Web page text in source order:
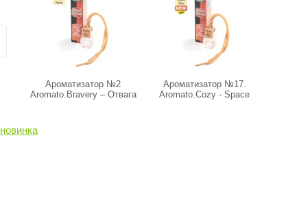
Ароматизатор №2
Aromato.Bravery – Отвага
Ароматизатор №17.
Aromato.Cozy - Space
новинка